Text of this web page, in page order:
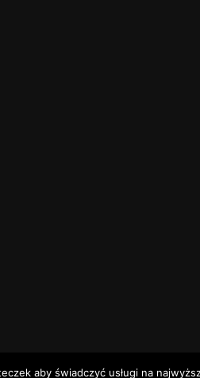
aby świadczyć usługi na